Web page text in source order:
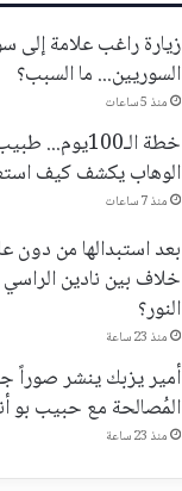
زيارة راغب علامة إلى
السوريين... ما السبب؟
منذ 5 ساعات
خطة
الوهاب يكشف كيف
منذ 7 ساعات
بعد استبدالها من دون
خلاف بين نادين
النور؟
منذ 23 ساعة
أمير يزبك ينشر صوراً
المُصالحة مع حبيب بو
منذ 23 ساعة